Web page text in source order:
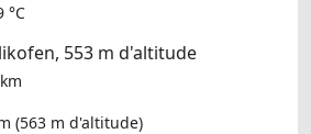
°C
553 m d'altitude
(563 m d'altitude)